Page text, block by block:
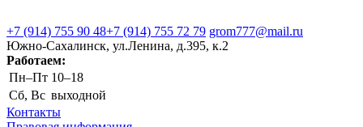
+7 (914) 755 90 48+7 (914) 755 72 79 grom777@mail.ru
Южно-Сахалинск, ул.Ленина, д.395, к.2
Работаем:
Пн–Пт 10–18
Сб, Вс выходной
Контакты